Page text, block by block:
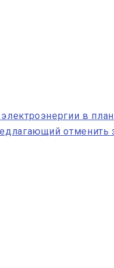
в
отменить